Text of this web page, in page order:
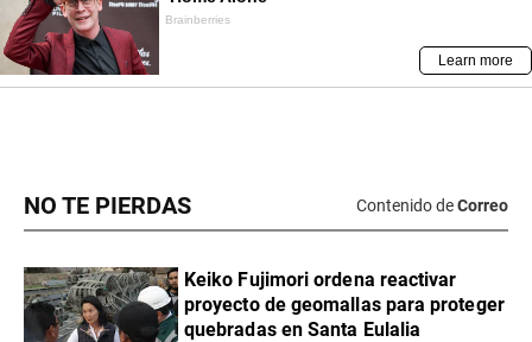
NO TE PIERDAS Contenido deCorreo
Keiko Fujimori ordena reactivar
proyecto de geomallas para proteger
quebradas en Santa Eulalia